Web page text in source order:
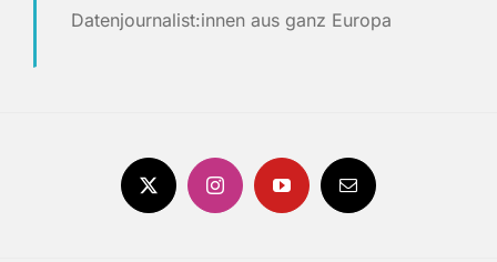
Datenjournalist:innen aus ganz Europa